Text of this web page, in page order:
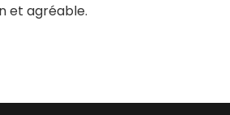
et agréable.